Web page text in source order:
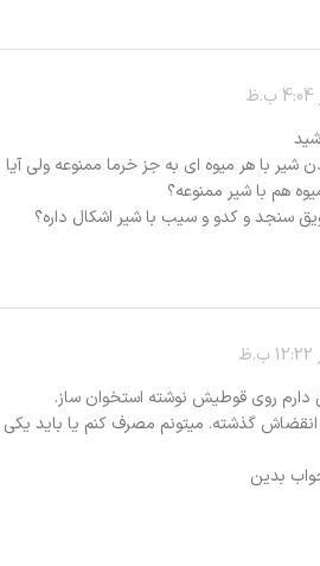
شیر با هر میوه ای به جز خرما ممنوعه ولی آیا
هم با شیر ممنوعه؟
سنجد و کدو و سیب با شیر اشکال داره؟
روی قوطیش نوشته استخوان ساز.
انقضاش گذشته. میتونم مصرف کنم یا باید یکی
بدین